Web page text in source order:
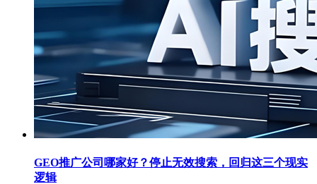
GEO推广公司哪家好？停止无效搜索，回归这三个现实
逻辑